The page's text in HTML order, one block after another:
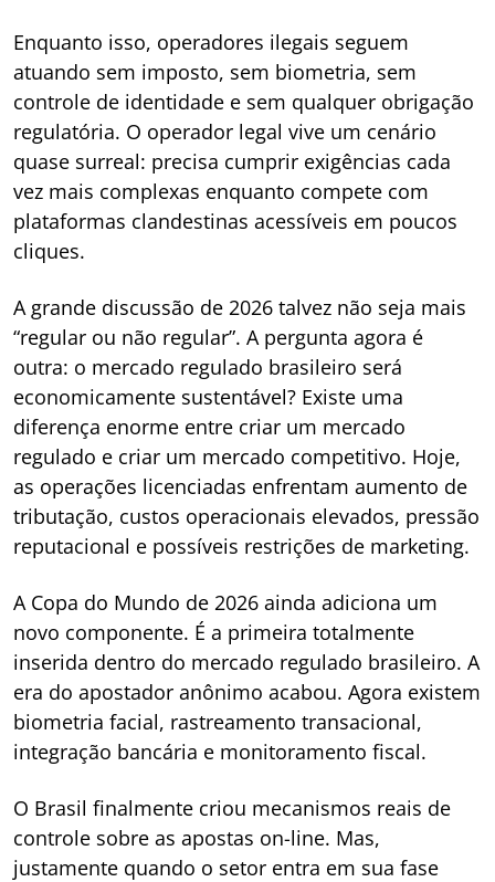
Enquanto isso, operadores ilegais seguem
atuando sem imposto, sem biometria, sem
controle de identidade e sem qualquer obrigação
regulatória. O operador legal vive um cenário
quase surreal: precisa cumprir exigências cada
vez mais complexas enquanto compete com
plataformas clandestinas acessíveis em poucos
cliques.
A grande discussão de 2026 talvez não seja mais
“regular ou não regular”. A pergunta agora é
outra: o mercado regulado brasileiro será
economicamente sustentável? Existe uma
diferença enorme entre criar um mercado
regulado e criar um mercado competitivo. Hoje,
as operações licenciadas enfrentam aumento de
tributação, custos operacionais elevados, pressão
reputacional e possíveis restrições de marketing.
A Copa do Mundo de 2026 ainda adiciona um
novo componente. É a primeira totalmente
inserida dentro do mercado regulado brasileiro. A
era do apostador anônimo acabou. Agora existem
biometria facial, rastreamento transacional,
integração bancária e monitoramento fiscal.
O Brasil finalmente criou mecanismos reais de
controle sobre as apostas on-line. Mas,
justamente quando o setor entra em sua fase